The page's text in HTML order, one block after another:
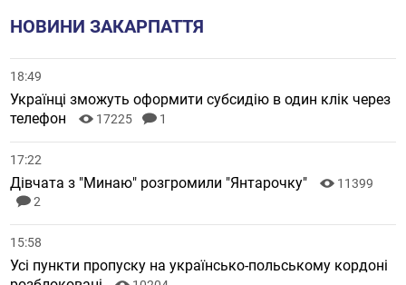
НОВИНИ ЗАКАРПАТТЯ
18:49
Українці зможуть оформити субсидію в один клік через
телефон
17225 1
17:22
Дівчата з "Минаю" розгромили "Янтарочку"
11399
2
15:58
Усі пункти пропуску на українсько-польському кордоні